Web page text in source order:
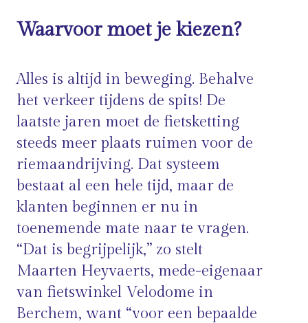
Waarvoor moet je kiezen?
Alles is altijd in beweging. Behalve
het verkeer tijdens de spits! De
laatste jaren moet de fietsketting
steeds meer plaats ruimen voor de
riemaandrijving. Dat systeem
bestaat al een hele tijd, maar de
klanten beginnen er nu in
toenemende mate naar te vragen.
“Dat is begrijpelijk,” zo stelt
Maarten Heyvaerts, mede-eigenaar
van fietswinkel Velodome in
Berchem, want “voor een bepaalde